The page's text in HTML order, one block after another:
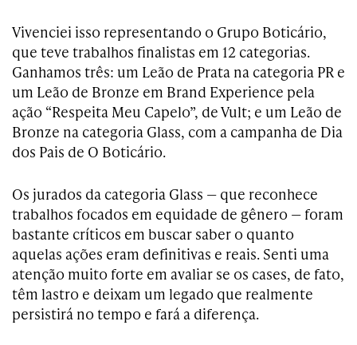
Vivenciei isso representando o Grupo Boticário,
que teve trabalhos finalistas em 12 categorias.
Ganhamos três: um Leão de Prata na categoria PR e
um Leão de Bronze em Brand Experience pela
ação “Respeita Meu Capelo”, de Vult; e um Leão de
Bronze na categoria Glass, com a campanha de Dia
dos Pais de O Boticário.
Os jurados da categoria Glass — que reconhece
trabalhos focados em equidade de gênero — foram
bastante críticos em buscar saber o quanto
aquelas ações eram definitivas e reais. Senti uma
atenção muito forte em avaliar se os cases, de fato,
têm lastro e deixam um legado que realmente
persistirá no tempo e fará a diferença.